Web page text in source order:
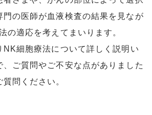
門の医師が血液検査の結果を見なが
の適応を考えてまいります。
NK細胞療法について詳しく説明い
、ご質問やご不安な点がありました
問ください。